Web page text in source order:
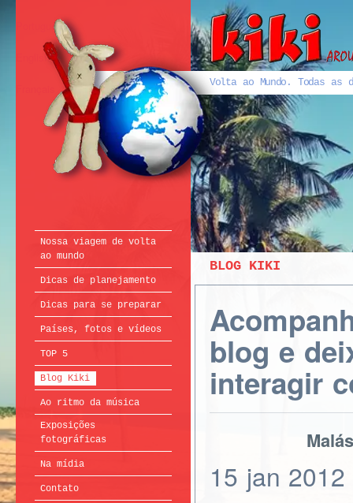
Volta ao Mundo. Todas
Português
English
Nossa viagem de volta
ao mundo
Dicas de planejamento
Dicas para se preparar
Países, fotos e vídeos
TOP 5
Blog Kiki
Ao ritmo da música
Exposições
fotográficas
Na mídia
Contato
BLOG KIKI
blog e
interagir
15 jan 2012